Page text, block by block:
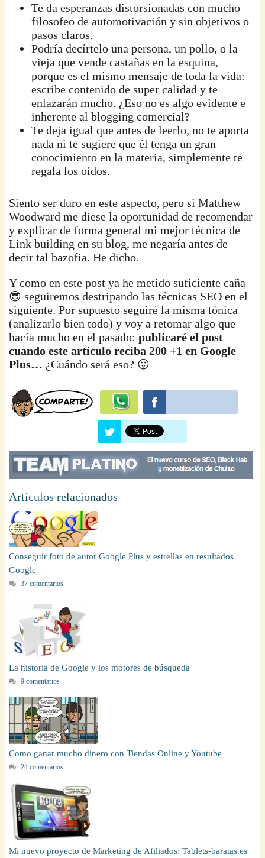
Te da esperanzas distorsionadas con mucho
filosofeo de automotivación y sin objetivos o
pasos claros.
Podría decírtelo una persona, un pollo, o la
vieja que vende castañas en la esquina,
porque es el mismo mensaje de toda la vida:
escribe contenido de super calidad y te
enlazarán mucho. ¿Eso no es algo evidente e
inherente al blogging comercial?
Te deja igual que antes de leerlo, no te aporta
nada ni te sugiere que él tenga un gran
conocimiento en la materia, simplemente te
regala los oídos.
Siento ser duro en este aspecto, pero si Matthew
Woodward me diese la oportunidad de recomendar
y explicar de forma general mi mejor técnica de
Link building en su blog, me negaría antes de
decir tal bazofia. He dicho.
Y como en este post ya he metido suficiente caña
😎 seguiremos destripando las técnicas SEO en el
siguiente. Por supuesto seguiré la misma tónica
(analizarlo bien todo) y voy a retomar algo que
hacía mucho en el pasado:publicaré el post
cuando este artículo reciba 200 +1 en Google
Plus… ¿Cuándo será eso? 😛
Artículos relacionados
Conseguir foto de autor Google Plus y estrellas en resultados
Google
37 comentarios
La historia de Google y los motores de búsqueda
9 comentarios
Como ganar mucho dinero con Tiendas Online y Youtube
24 comentarios
Mi nuevo proyecto de Marketing de Afiliados: Tablets-baratas.es